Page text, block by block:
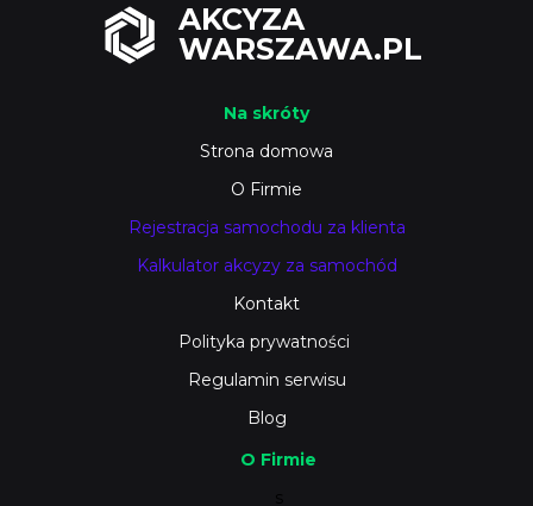
AKCYZA
WARSZAWA.PL
O Firmie
Na skróty
Strona domowa
O Firmie
Rejestracja samochodu za klienta
Kalkulator akcyzy za samochód
Kontakt
Polityka prywatności
Regulamin serwisu
Blog